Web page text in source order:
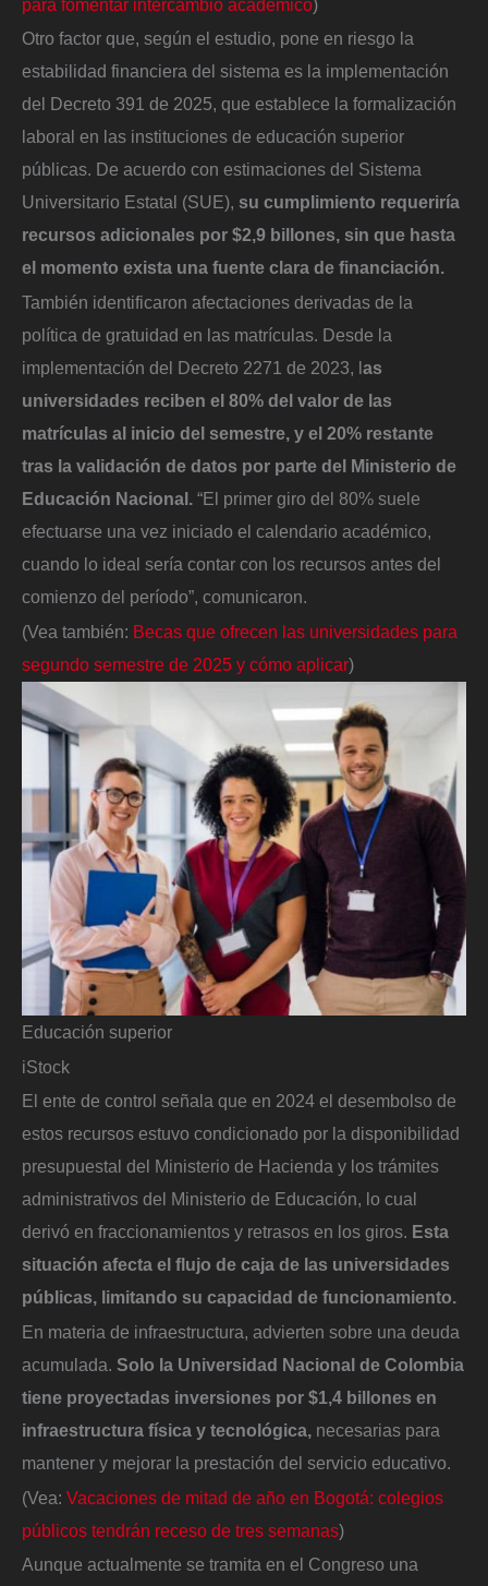
Otro factor que, según el estudio, pone en riesgo la
estabilidad financiera del sistema es la implementación
del Decreto 391 de 2025, que establece la formalización
laboral en las instituciones de educación superior
públicas. De acuerdo con estimaciones del Sistema
Universitario Estatal (SUE), su cumplimiento requeriría
recursos adicionales por $2,9 billones, sin que hasta
el momento exista una fuente clara de financiación.
También identificaron afectaciones derivadas de la
política de gratuidad en las matrículas. Desde la
implementación del Decreto 2271 de 2023, las
universidades reciben el 80% del valor de las
matrículas al inicio del semestre, y el 20% restante
tras la validación de datos por parte del Ministerio de
Educación Nacional. “El primer giro del 80% suele
efectuarse una vez iniciado el calendario académico,
cuando lo ideal sería contar con los recursos antes del
comienzo del período”, comunicaron.
(Vea también: Becas que ofrecen las universidades para
segundo semestre de 2025 y cómo aplicar)
Educación superior
iStock
El ente de control señala que en 2024 el desembolso de
estos recursos estuvo condicionado por la disponibilidad
presupuestal del Ministerio de Hacienda y los trámites
administrativos del Ministerio de Educación, lo cual
derivó en fraccionamientos y retrasos en los giros. Esta
situación afecta el flujo de caja de las universidades
públicas, limitando su capacidad de funcionamiento.
En materia de infraestructura, advierten sobre una deuda
acumulada. Solo la Universidad Nacional de Colombia
tiene proyectadas inversiones por $1,4 billones en
infraestructura física y tecnológica, necesarias para
mantener y mejorar la prestación del servicio educativo.
(Vea: Vacaciones de mitad de año en Bogotá: colegios
públicos tendrán receso de tres semanas)
Aunque actualmente se tramita en el Congreso una